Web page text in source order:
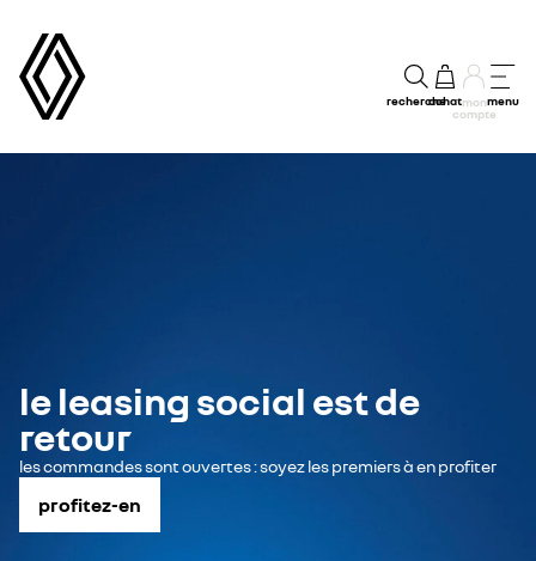
rechercheachatmon
compte
menu
le leasing social est de
retour
les commandes sont ouvertes : soyez les premiers à en profiter
profitez-en